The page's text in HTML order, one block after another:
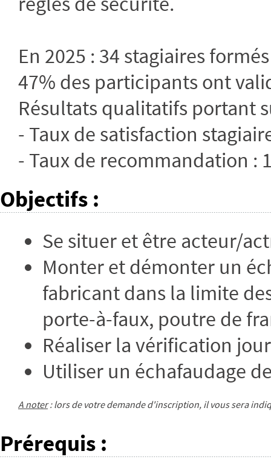
En 2025 : 34 stagiaires formés
47% des participants ont
Résultats qualitatifs portant
- Taux de satisfaction
- Taux de recommandation :
Objectifs :
Se situer et être acteur/
Monter et démonter un
fabricant dans la limite
porte-à-faux, poutre de
Réaliser la vérification
Utiliser un échafaudage
A noter: lors de votre demande d'inscription, il vous sera
Prérequis :